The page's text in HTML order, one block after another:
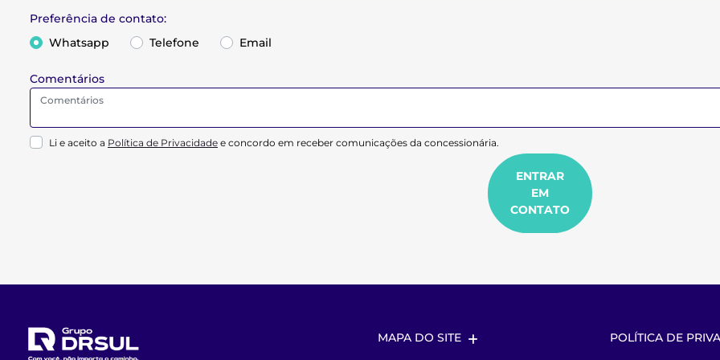
Preferência de contato:
Whatsapp
Telefone Email
Comentários
Li e aceito a Política de Privacidade e concordo em receber comunicações da concessionária.
ENTRAR
EM
CONTATO
MAPA DO SITE POLÍTICA DE